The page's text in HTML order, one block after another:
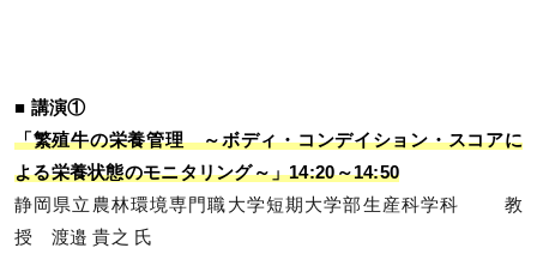
■ 講演①
「繁殖牛の栄養管理 ～ボディ・コンデイション・スコアに
よる栄養状態のモニタリング～」14:20～14:50
静岡県立農林環境専門職大学短期大学部生産科学科 教
授 渡邉 貴之 氏